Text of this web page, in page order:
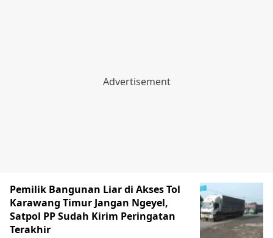
Pemilik Bangunan Liar di Akses Tol
Karawang Timur Jangan Ngeyel,
Satpol PP Sudah Kirim Peringatan
Terakhir